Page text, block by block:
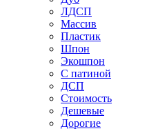
ЛДСП
Массив
Пластик
Шпон
Экошпон
С патиной
ДСП
Стоимость
Дешевые
Дорогие